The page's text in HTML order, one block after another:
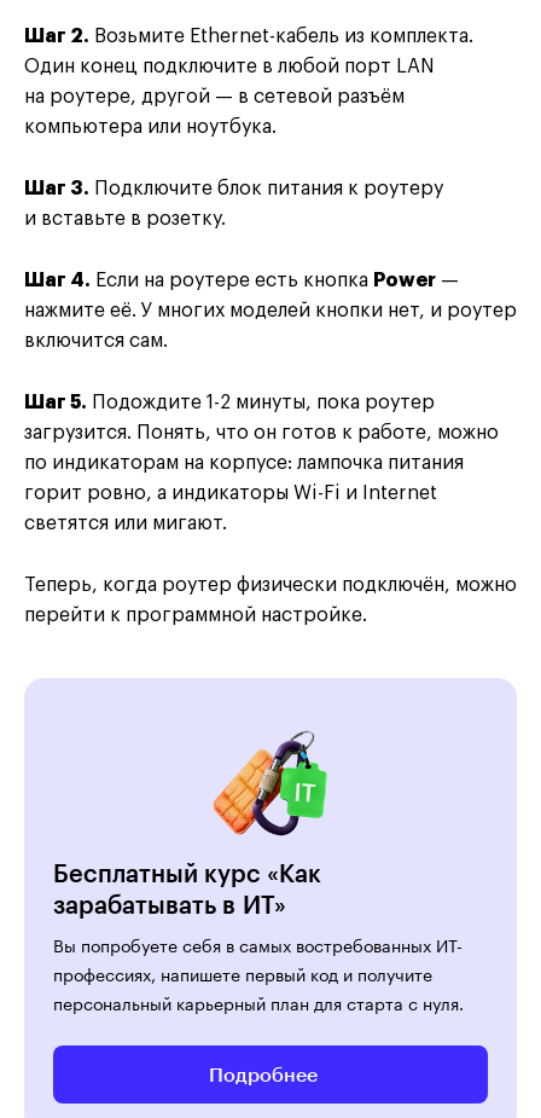
Шаг 2. Возьмите Ethernet-кабель из комплекта.
Один конец подключите в любой порт LAN
на роутере, другой — в сетевой разъём
компьютера или ноутбука.
Шаг 3. Подключите блок питания к роутеру
и вставьте в розетку.
Шаг 4. Если на роутере есть кнопка Power —
нажмите её. У многих моделей кнопки нет, и роутер
включится сам.
Шаг 5. Подождите 1-2 минуты, пока роутер
загрузится. Понять, что он готов к работе, можно
по индикаторам на корпусе: лампочка питания
горит ровно, а индикаторы Wi-Fi и Internet
светятся или мигают.
Теперь, когда роутер физически подключён, можно
перейти к программной настройке.
Бесплатный курс «Как
зарабатывать в ИТ»
Вы попробуете себя в самых востребованных ИТ-
профессиях, напишете первый код и получите
персональный карьерный план для старта с нуля.
Подробнее